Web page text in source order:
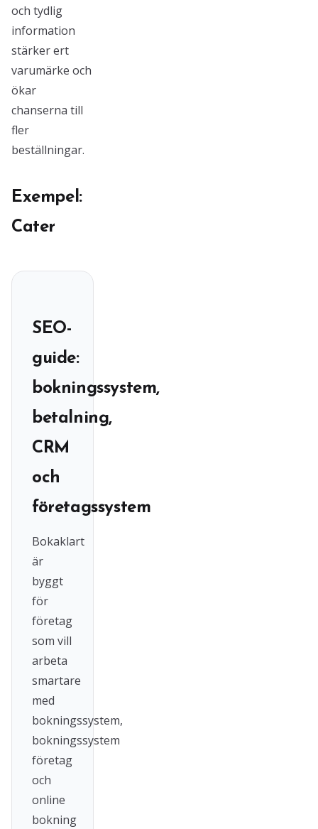
och tydlig
information
stärker ert
varumärke och
ökar
chanserna till
fler
beställningar.
Exempel:
Cater
SEO-
guide:
bokningssystem,
betalning,
CRM
och
företagssystem
Bokaklart
är
byggt
för
företag
som vill
arbeta
smartare
med
bokningssystem,
bokningssystem
företag
och
online
bokning